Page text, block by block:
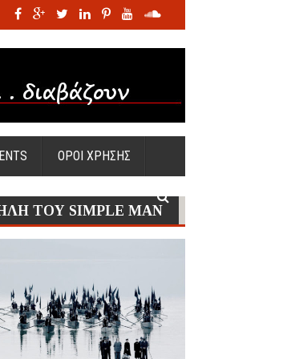
σφαγή των νηπίων της Σάντας
ΟΡΟΙ ΧΡΗΣΗΣ
ΤΟΥ SIMPLE MAN